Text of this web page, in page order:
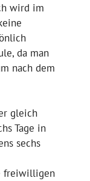
wird im
da man
nach dem
gleich
Tage in
sechs
freiwilligen